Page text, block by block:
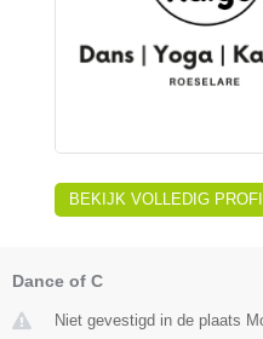
BEKIJK VOLLEDIG
Dance of C
Niet gevestigd in de plaats